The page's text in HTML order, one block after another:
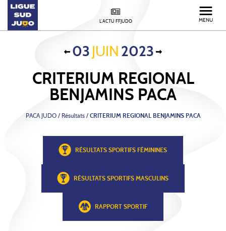
L'ACTU FFJUDO MENU
03 JUIN 2023
CRITERIUM REGIONAL
BENJAMINS PACA
PACA JUDO/ Résultats / CRITERIUM REGIONAL BENJAMINS PACA
RÉSULTATS SPORTIFS FÉMININES
RÉSULTATS SPORTIFS MASCULINS
RAPPORT SPORTIF